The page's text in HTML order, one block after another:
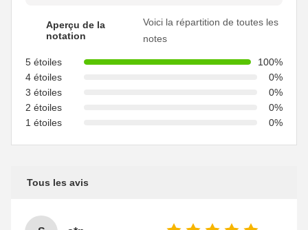
Aperçu de la
notation
Voici la répartition de toutes les
notes
5 étoiles
100%
4 étoiles
0%
3 étoiles
0%
2 étoiles
0%
1 étoiles
0%
Tous les avis